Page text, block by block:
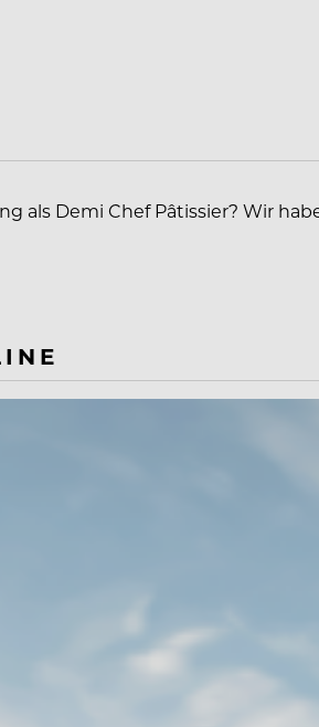
als Demi Chef Pâtissier? Wir